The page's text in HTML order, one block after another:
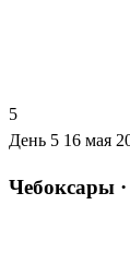
5
День 5 16 мая
Чебоксары